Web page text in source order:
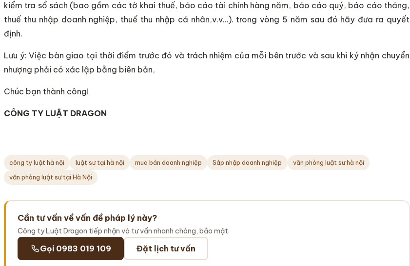
kiểm tra sổ sách (bao gồm các tờ khai thuế, báo cáo tài chính hàng năm, báo cáo quý, báo cáo tháng,
thuế thu nhập doanh nghiệp, thuế thu nhập cá nhân,v.v…). trong vòng 5 năm sau đó hãy đưa ra quyết
định.
Lưu ý: Việc bàn giao tại thời điểm trước đó và trách nhiệm của mỗi bên trước và sau khi ký nhận chuyển
nhượng phải có xác lập bằng biên bản,
Chúc bạn thành công!
CÔNG TY LUẬT DRAGON
công ty luật hà nội luật sư tại hà nội mua bán doanh nghiệp Sáp nhập doanh nghiệp
văn phòng luật sư hà nội
văn phòng luật sư tại Hà Nội
Cần tư vấn về vấn đề pháp lý này?
Công ty Luật Dragon tiếp nhận và tư vấn nhanh chóng, bảo mật.
Gọi 0983 019 109 Đặt lịch tư vấn